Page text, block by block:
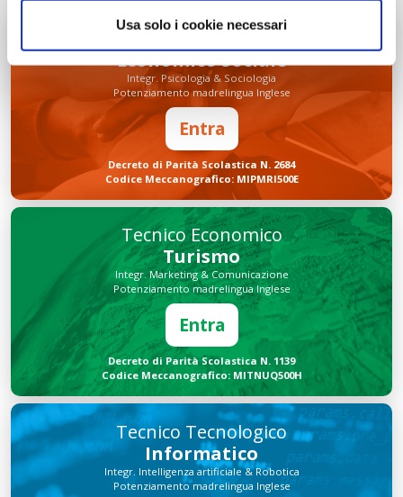
Usa solo i cookie necessari
Liceo delle Scienze Umane
Economico Sociale
Integr. Psicologia & Sociologia
Potenziamento madrelingua Inglese
Entra
Decreto di Parità Scolastica N. 2684
Codice Meccanografico: MIPMRI500E
Tecnico Economico
Turismo
Integr. Marketing & Comunicazione
Potenziamento madrelingua Inglese
Entra
Decreto di Parità Scolastica N. 1139
Codice Meccanografico: MITNUQ500H
Tecnico Tecnologico
Informatico
Integr. Intelligenza artificiale & Robotica
Potenziamento madrelingua Inglese